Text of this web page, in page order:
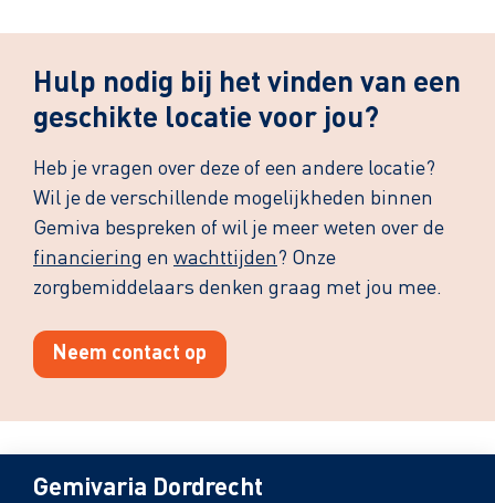
Hulp nodig bij het vinden van een
geschikte locatie voor jou?
Heb je vragen over deze of een andere locatie?
Wil je de verschillende mogelijkheden binnen
Gemiva bespreken of wil je meer weten over de
financiering en wachttijden ? Onze
zorgbemiddelaars denken graag met jou mee.
Neem contact op
Gemivaria Dordrecht